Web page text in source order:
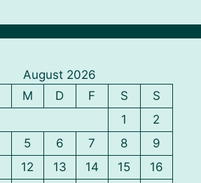
August 2026
M D F S
S
1
2
5 6 7 8
9
12 13 14 15
16